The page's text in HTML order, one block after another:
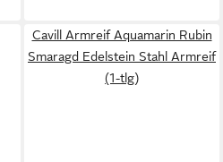
Cavill Armreif Aquamarin Rubin
Smaragd Edelstein Stahl Armreif
(1-tlg)